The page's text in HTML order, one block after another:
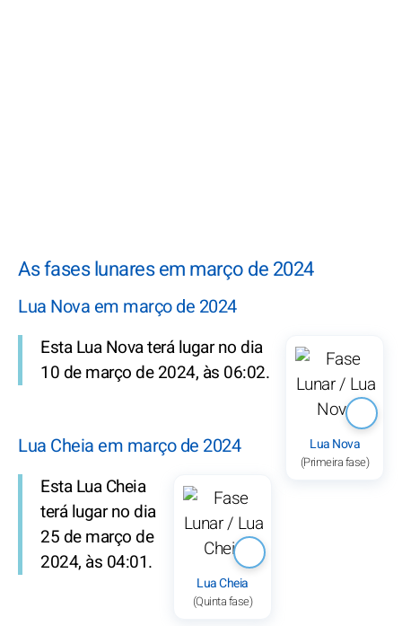
As fases lunares em março de 2024
Lua Nova em março de 2024
Lua Nova
(Primeira fase)
Esta Lua Nova terá lugar no dia
10 de março de 2024, às 06:02.
Lua Cheia em março de 2024
Lua Cheia
(Quinta fase)
Esta Lua Cheia
terá lugar no dia
25 de março de
2024, às 04:01.